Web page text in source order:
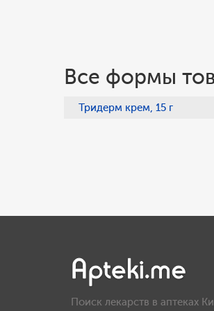
Все формы
Тридерм крем, 15 г
Поиск лекарств в аптеках